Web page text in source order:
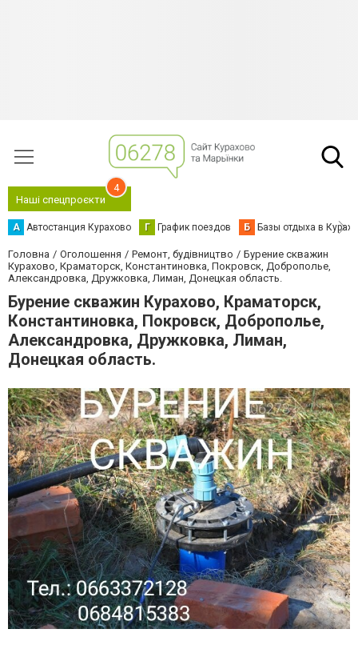
Наші спецпроєкти
4
А Автостанция Курахово Г График поездов Б Базы отдыха в
Головна Оголошення Ремонт, будівництво
Бурение скважин
Курахово, Краматорск, Константиновка, Покровск, Доброполье,
Александровка, Дружковка, Лиман, Донецкая область.
Бурение скважин Курахово, Краматорск,
Константиновка, Покровск, Доброполье,
Александровка, Дружковка, Лиман,
Донецкая область.